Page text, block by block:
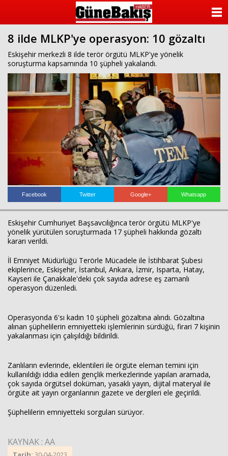
8 ilde MLKP'ye operasyon: 10 gözaltı
Eskişehir merkezli 8 ilde terör örgütü MLKP'ye yönelik
soruşturma kapsamında 10 şüpheli yakalandı.
Facebook Twitter Google+ Whatsapp
Eskişehir Cumhuriyet Başsavcılığınca terör örgütü MLKP'ye
yönelik yürütülen soruşturmada 17 şüpheli hakkında gözaltı
kararı verildi.
İl Emniyet Müdürlüğü Terörle Mücadele ile İstihbarat Şubesi
ekiplerince, Eskişehir, İstanbul, Ankara, İzmir, Isparta, Hatay,
Kayseri ile Çanakkale'deki çok sayıda adrese eş zamanlı
operasyon düzenledi.
Operasyonda 6'sı kadın 10 şüpheli gözaltına alındı. Gözaltına
alınan şüphelilerin emniyetteki işlemlerinin sürdüğü, firari 7 kişinin
yakalanması için çalışıldığı bildirildi.
Zanlıların evlerinde, eklentileri ile örgüte eleman temini için
kullanıldığı iddia edilen gençlik merkezlerinde yapılan aramada,
çok sayıda örgütsel doküman, yasaklı yayın, dijital materyal ile
örgüte ait yayın organlarının gazete ve dergileri ele geçirildi.
Şüphelilerin emniyetteki sorguları sürüyor.
KAYNAK : AA
KATEGORİLER
YAZARLAR
ANKETLER
FOTO GALERİ
VİDEO GALERİ
KÜNYE
İLETİŞİM
Haberin Doğru Adresi.